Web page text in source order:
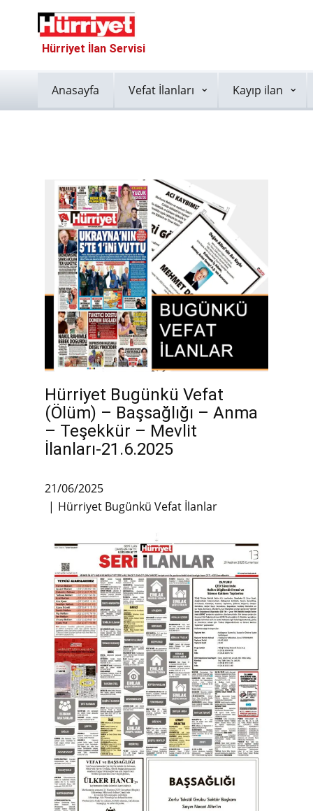
Hürriyet İlan Servisi
Anasayfa Vefat İlanları Kayıp ilan
Hürriyet Bugünkü Vefat
(Ölüm) – Başsağlığı – Anma
– Teşekkür – Mevlit
İlanları-21.6.2025
21/06/2025
Hürriyet Bugünkü Vefat İlanlar